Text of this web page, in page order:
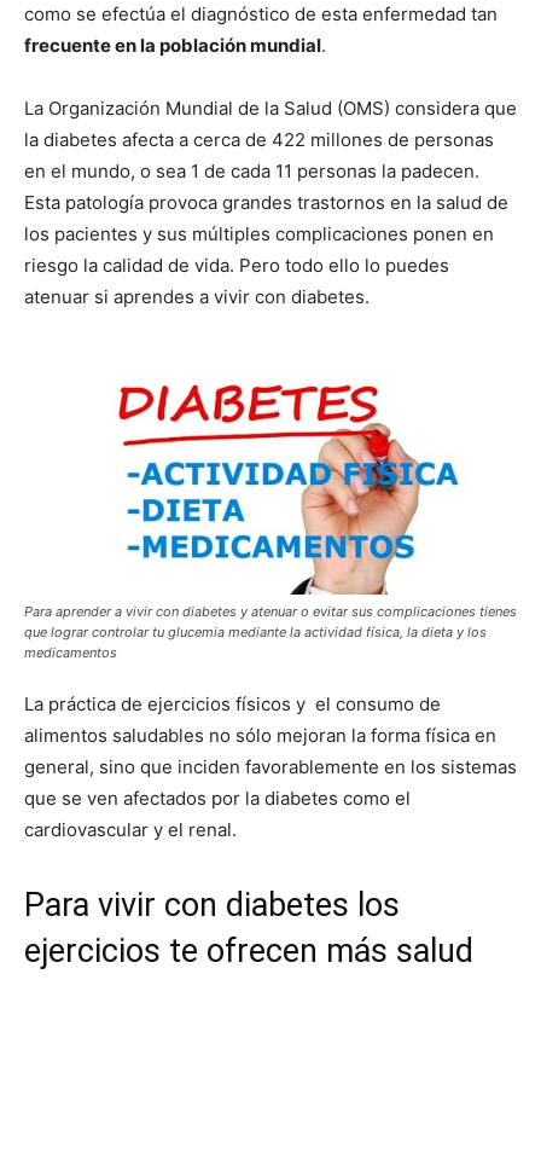
como se efectúa el diagnóstico de esta enfermedad tan
frecuente en la población mundial.
La Organización Mundial de la Salud (OMS) considera que
la diabetes afecta a cerca de 422 millones de personas
en el mundo, o sea 1 de cada 11 personas la padecen.
Esta patología provoca grandes trastornos en la salud de
los pacientes y sus múltiples complicaciones ponen en
riesgo la calidad de vida. Pero todo ello lo puedes
atenuar si aprendes a vivir con diabetes.
Para aprender a vivir con diabetes y atenuar o evitar sus complicaciones tienes
que lograr controlar tu glucemia mediante la actividad física, la dieta y los
medicamentos
La práctica de ejercicios físicos y el consumo de
alimentos saludables no sólo mejoran la forma física en
general, sino que inciden favorablemente en los sistemas
que se ven afectados por la diabetes como el
cardiovascular y el renal.
Para vivir con diabetes los
ejercicios te ofrecen más salud